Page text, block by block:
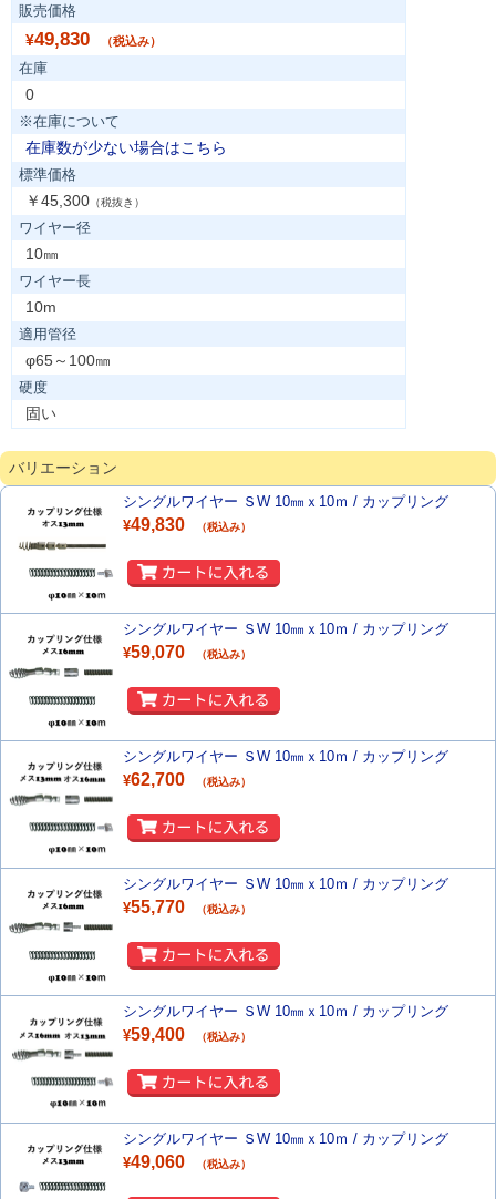
販売価格
¥49,830 （税込み）
在庫
0
※在庫について
在庫数が少ない場合はこちら
標準価格
￥45,300 （税抜き）
ワイヤー径
10㎜
ワイヤー長
10m
適用管径
φ65～100㎜
硬度
固い
バリエーション
シングルワイヤー ＳW 10㎜ｘ10ｍ / カップリング
¥49,830 （税込み）
シングルワイヤー ＳW 10㎜ｘ10ｍ / カップリング
¥59,070 （税込み）
シングルワイヤー ＳW 10㎜ｘ10ｍ / カップリング
¥62,700 （税込み）
シングルワイヤー ＳW 10㎜ｘ10ｍ / カップリング
¥55,770 （税込み）
シングルワイヤー ＳW 10㎜ｘ10ｍ / カップリング
¥59,400 （税込み）
シングルワイヤー ＳW 10㎜ｘ10ｍ / カップリング
¥49,060 （税込み）